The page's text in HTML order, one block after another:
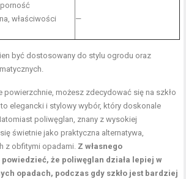
właściwości
—
być dostosowany do stylu ogrodu oraz
powierzchnie, możesz zdecydować się na szkło
elegancki i stylowy wybór, który doskonale
poliwęglan, znany z wysokiej
świetnie jako praktyczna alternatywa,
z obfitymi opadami. Z własnego
że poliwęglan działa lepiej w
opadach, podczas gdy szkło jest bardziej